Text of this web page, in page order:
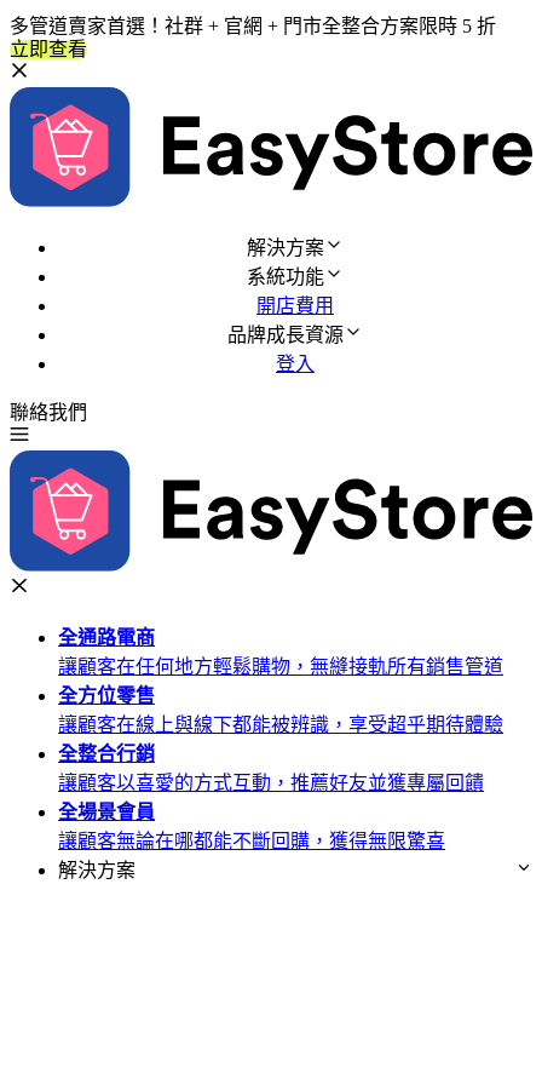
多管道賣家首選！社群 + 官網 + 門市全整合方案限時 5 折
立即查看
解決方案
系統功能
開店費用
品牌成長資源
登入
聯絡我們
全通路電商
讓顧客在任何地方輕鬆購物，無縫接軌所有銷售管道
全方位零售
讓顧客在線上與線下都能被辨識，享受超乎期待體驗
全整合行銷
讓顧客以喜愛的方式互動，推薦好友並獲專屬回饋
全場景會員
讓顧客無論在哪都能不斷回購，獲得無限驚喜
解決方案